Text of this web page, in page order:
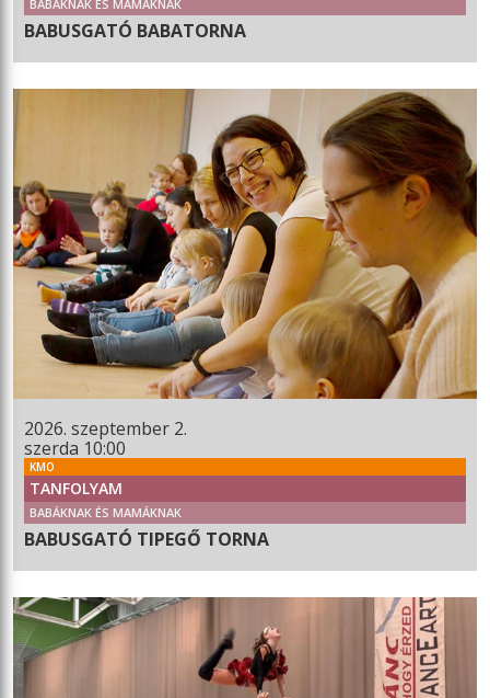
BABÁKNAK ÉS MAMÁKNAK
BABUSGATÓ BABATORNA
2026. szeptember 2.
szerda 10:00
KMO
TANFOLYAM
BABÁKNAK ÉS MAMÁKNAK
BABUSGATÓ TIPEGŐ TORNA